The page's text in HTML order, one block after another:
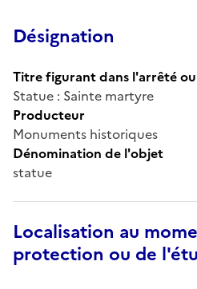
Désignation
Titre figurant dans l'arrêté
Statue : Sainte martyre
Producteur
Monuments historiques
Dénomination de l'objet
statue
Localisation au
protection ou de